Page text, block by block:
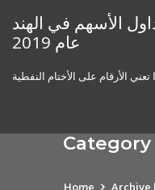
content
الأسهم في الهند
عام 2019
تعني الأرقام على الأختام النفطية